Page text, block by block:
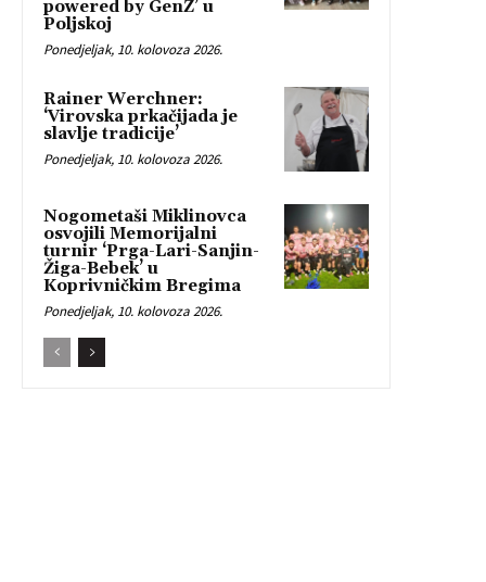
powered by GenZ’ u
Poljskoj
Ponedjeljak, 10. kolovoza 2026.
Rainer Werchner:
‘Virovska prkačijada je
slavlje tradicije’
Ponedjeljak, 10. kolovoza 2026.
Nogometaši Miklinovca
osvojili Memorijalni
turnir ‘Prga-Lari-Sanjin-
Žiga-Bebek’ u
Koprivničkim Bregima
Ponedjeljak, 10. kolovoza 2026.